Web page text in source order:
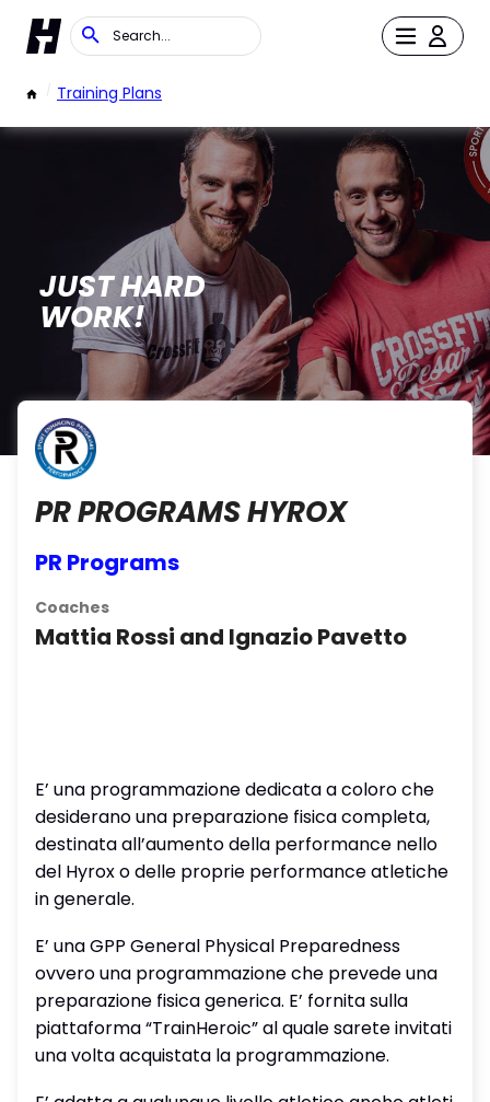
/ Training Plans
JUST HARD
WORK!
PR PROGRAMS HYROX
PR Programs
Coaches
Mattia Rossi and Ignazio Pavetto
E’ una programmazione dedicata a coloro che
desiderano una preparazione fisica completa,
destinata all’aumento della performance nello
del Hyrox o delle proprie performance atletiche
in generale.
E’ una GPP General Physical Preparedness
ovvero una programmazione che prevede una
preparazione fisica generica. E’ fornita sulla
piattaforma “TrainHeroic” al quale sarete invitati
una volta acquistata la programmazione.